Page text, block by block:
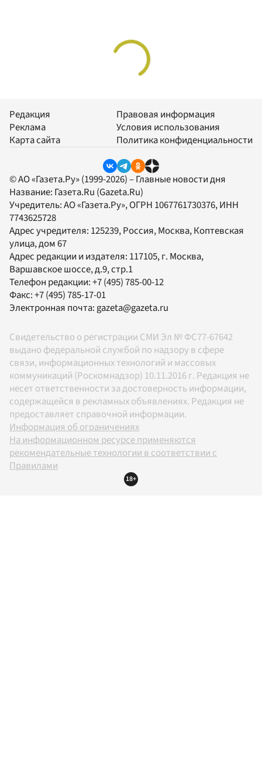
Редакция
Реклама
Карта сайта
Правовая информация
Условия использования
Политика конфиденциальности
© АО «Газета.Ру» (1999-2026) – Главные новости дня
Название: Газета.Ru (Gazeta.Ru)
Учредитель:АО «Газета.Ру», ОГРН 1067761730376, ИНН
7743625728
Адрес учредителя: 125239, Россия, Москва, Коптевская
улица, дом 67
Адрес редакции и издателя: 117105, г. Москва,
Варшавское шоссе, д.9, стр.1
Телефон редакции:+7 (495) 785-00-12
Факс:+7 (495) 785-17-01
Электронная почта: gazeta@gazeta.ru
Свидетельство о регистрации СМИ Эл № ФС77-67642
выдано федеральной службой по надзору в сфере
связи, информационных технологий и массовых
коммуникаций (Роскомнадзор) 10.11.2016 г. Редакция не
несет ответственности за достоверность информации,
содержащейся в рекламных объявлениях. Редакция не
предоставляет справочной информации.
Информация об ограничениях
На информационном ресурсе применяются
рекомендательные технологии в соответствии с
Правилами
18+